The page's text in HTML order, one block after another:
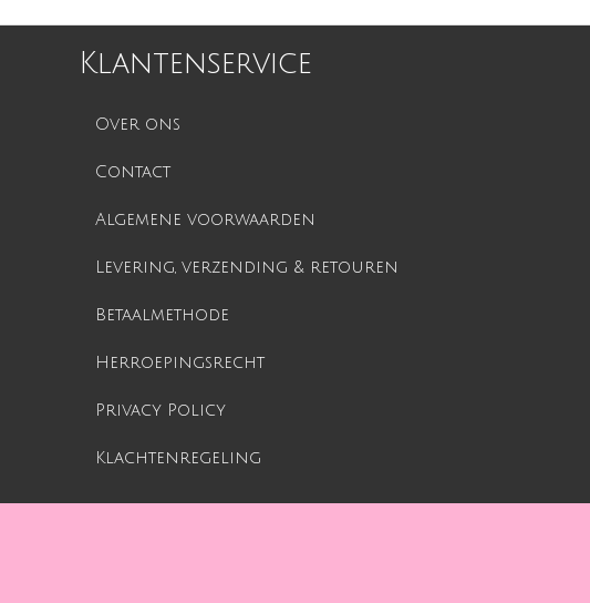
Klantenservice
Over ons
Contact
Algemene voorwaarden
Levering, verzending & retouren
Betaalmethode
Herroepingsrecht
Privacy Policy
Klachtenregeling